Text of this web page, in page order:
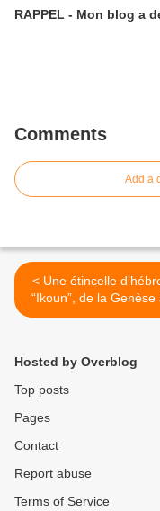
RAPPEL - Mon blog a
Comments
Add a
< Une étincelle d’hébreu :
“Ikoun”, de la Genèse
géolocalisation
Hosted by Overblog
Top posts
Pages
Contact
Report abuse
Terms of Service